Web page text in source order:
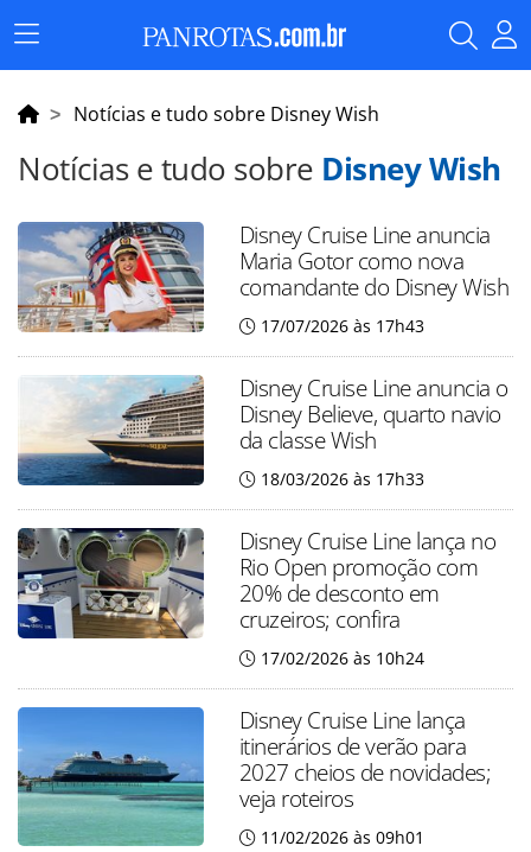
Menu
Principal
Notícias e tudo sobre Disney Wish
Notícias e tudo sobre Disney Wish
Disney Cruise Line anuncia
Maria Gotor como nova
comandante do Disney Wish
17/07/2026 às 17h43
Disney Cruise Line anuncia o
Disney Believe, quarto navio
da classe Wish
18/03/2026 às 17h33
Disney Cruise Line lança no
Rio Open promoção com
20% de desconto em
cruzeiros; confira
17/02/2026 às 10h24
Disney Cruise Line lança
itinerários de verão para
2027 cheios de novidades;
veja roteiros
11/02/2026 às 09h01